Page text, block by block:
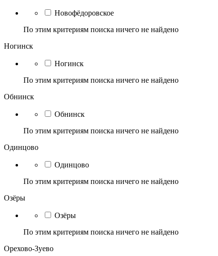
Новофёдоровское
По этим критериям поиска ничего не найдено
Ногинск
Ногинск
По этим критериям поиска ничего не найдено
Обнинск
Обнинск
По этим критериям поиска ничего не найдено
Одинцово
Одинцово
По этим критериям поиска ничего не найдено
Озёры
Озёры
По этим критериям поиска ничего не найдено
Орехово-Зуево